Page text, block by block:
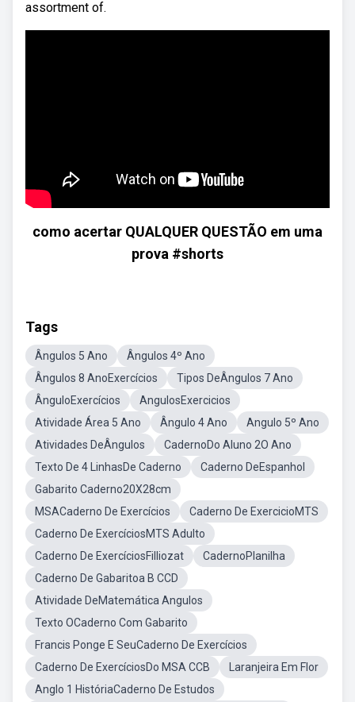
assortment of.
como acertar QUALQUER QUESTÃO em uma
prova #shorts
Tags
Ângulos 5 Ano
Ângulos 4º Ano
Ângulos 8 AnoExercícios
Tipos DeÂngulos 7 Ano
ÂnguloExercícios
AngulosExercicios
Atividade Área 5 Ano
Ângulo 4 Ano
Angulo 5º Ano
Atividades DeÂngulos
CadernoDo Aluno 2O Ano
Texto De 4 LinhasDe Caderno
Caderno DeEspanhol
Gabarito Caderno20X28cm
MSACaderno De Exercícios
Caderno De ExercicioMTS
Caderno De ExercíciosMTS Adulto
Caderno De ExercíciosFilliozat
CadernoPlanilha
Caderno De Gabaritoa B CCD
Atividade DeMatemática Angulos
Texto OCaderno Com Gabarito
Francis Ponge E SeuCaderno De Exercícios
Caderno De ExercíciosDo MSA CCB
Laranjeira Em Flor
Anglo 1 HistóriaCaderno De Estudos